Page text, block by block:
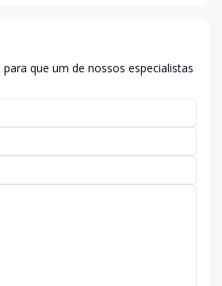
que um de nossos especialistas